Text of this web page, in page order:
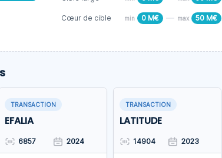
Cœur de cible min 0 M€ max 50 M€
TRANSACTION
EFALIA
6857 2024
TRANSACTION
LATITUDE
14904 2023